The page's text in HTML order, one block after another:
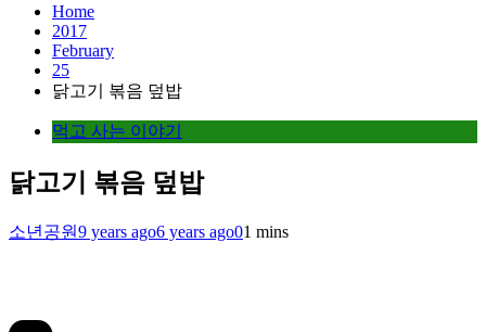
Home
2017
February
25
닭고기 볶음 덮밥
먹고 사는 이야기
닭고기 볶음 덮밥
소년공원9 years ago6 years ago01 mins